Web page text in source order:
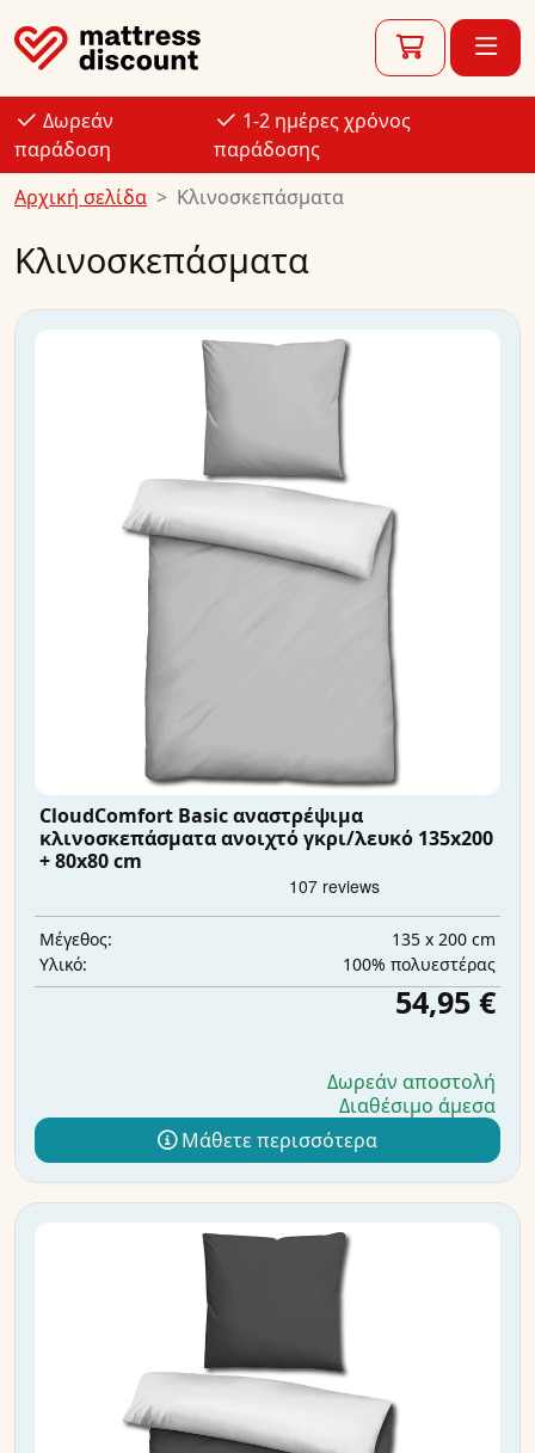
Δωρεάν
παράδοση
1-2 ημέρες χρόνος
παράδοσης
Αρχική σελίδα
Κλινοσκεπάσματα
Κλινοσκεπάσματα
CloudComfort Basic αναστρέψιμα
κλινοσκεπάσματα ανοιχτό γκρι/λευκό 135x200
+ 80x80 cm
Μέγεθος:
135 x 200 cm
Υλικό:
100% πολυεστέρας
54,95 €
Δωρεάν αποστολή
Διαθέσιμο άμεσα
Μάθετε περισσότερα